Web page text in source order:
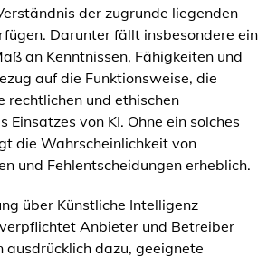
der zugrunde liegenden
Darunter fällt insbesondere ein
an Kenntnissen, Fähigkeiten und
auf die Funktionsweise, die
rechtlichen und ethischen
Einsatzes von KI. Ohne ein solches
die Wahrscheinlichkeit von
und Fehlentscheidungen erheblich.
über Künstliche Intelligenz
verpflichtet Anbieter und Betreiber
ausdrücklich dazu, geeignete